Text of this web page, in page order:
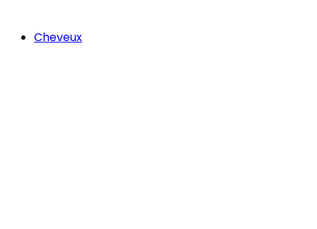
Cheveux